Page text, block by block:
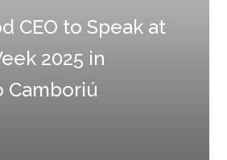
CEO to Speak at
2025 in
Camboriú